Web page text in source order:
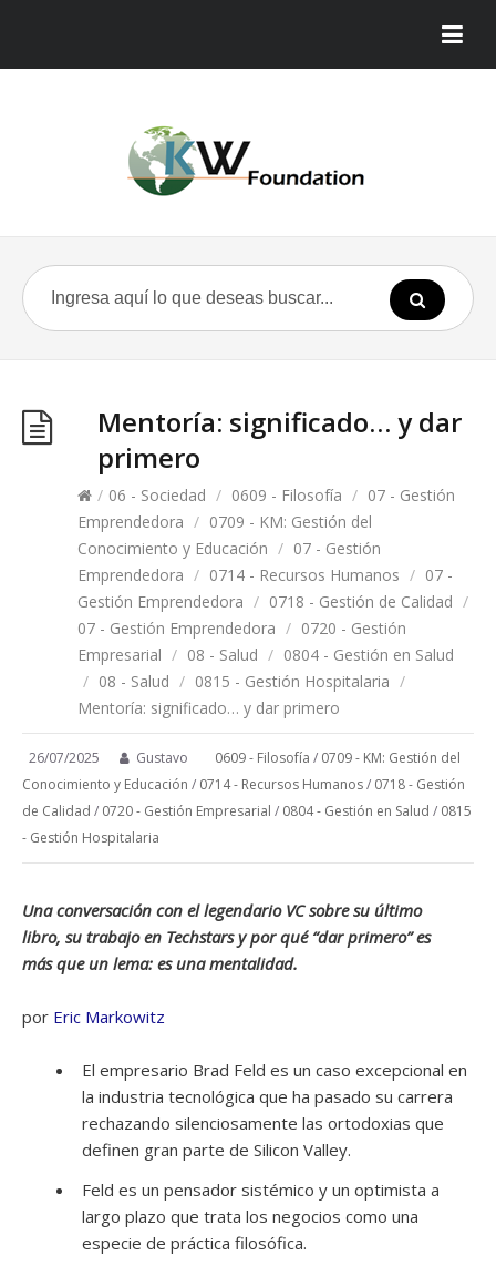
Mentoría: significado… y dar
primero
/ 06 - Sociedad / 0609 - Filosofía / 07 - Gestión
Emprendedora / 0709 - KM: Gestión del
Conocimiento y Educación / 07 - Gestión
Emprendedora / 0714 - Recursos Humanos / 07 -
Gestión Emprendedora / 0718 - Gestión de Calidad /
07 - Gestión Emprendedora / 0720 - Gestión
Empresarial / 08 - Salud / 0804 - Gestión en Salud
/ 08 - Salud / 0815 - Gestión Hospitalaria /
Mentoría: significado… y dar primero
26/07/2025 Gustavo 0609 - Filosofía / 0709 - KM: Gestión del
Conocimiento y Educación / 0714 - Recursos Humanos/ 0718 - Gestión
de Calidad / 0720 - Gestión Empresarial / 0804 - Gestión en Salud / 0815
- Gestión Hospitalaria
Una conversación con el legendario VC sobre su último
libro, su trabajo en Techstars y por qué “dar primero” es
más que un lema: es una mentalidad.
por Eric Markowitz
El empresario Brad Feld es un caso excepcional en
la industria tecnológica que ha pasado su carrera
rechazando silenciosamente las ortodoxias que
definen gran parte de Silicon Valley.
Feld es un pensador sistémico y un optimista a
largo plazo que trata los negocios como una
especie de práctica filosófica.